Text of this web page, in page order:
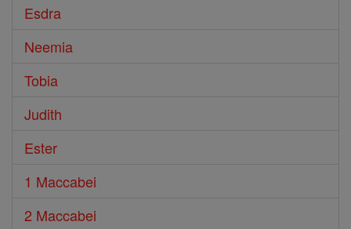
Esdra
Neemia
Tobia
Judith
Ester
1 Maccabei
2 Maccabei